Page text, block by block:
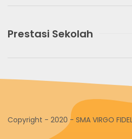
Prestasi Sekolah
Copyright - 2020 - SMA VIRGO